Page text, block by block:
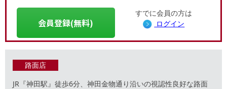
会員登録(無料)
すでに会員の方は
ログイン
路面店
JR『神田駅』徒歩6分、神田金物通り沿いの視認性良好な路面